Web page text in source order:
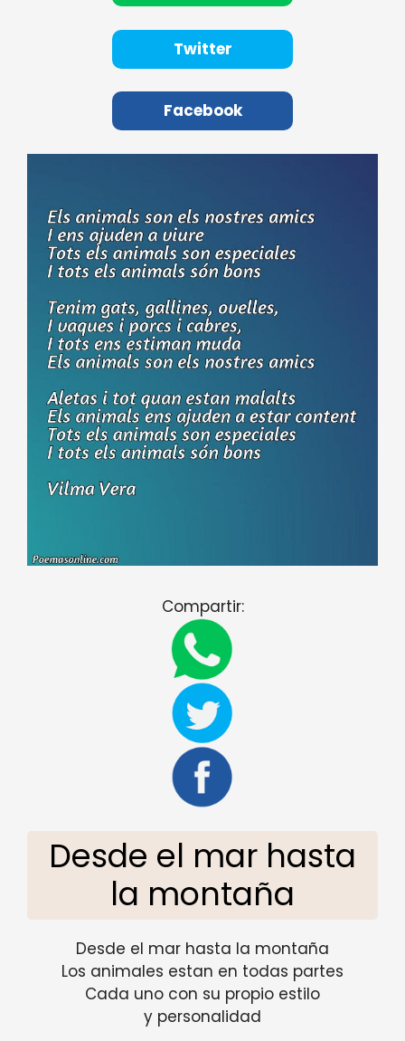
Twitter
Facebook
Compartir:
Desde el mar hasta
la montaña
Desde el mar hasta la montaña
Los animales estan en todas partes
Cada uno con su propio estilo
y personalidad